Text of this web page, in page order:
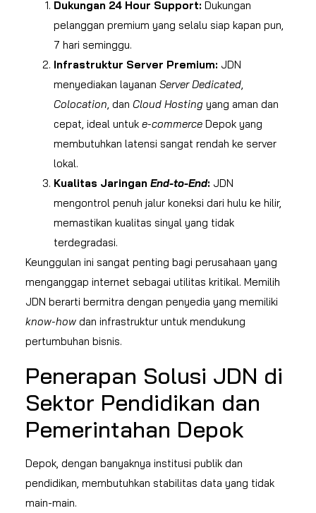
Dukungan 24 Hour Support: Dukungan
pelanggan premium yang selalu siap kapan pun,
7 hari seminggu.
Infrastruktur Server Premium: JDN
menyediakan layanan Server Dedicated,
Colocation, dan Cloud Hostingyang aman dan
cepat, ideal untuk e-commerceDepok yang
membutuhkan latensi sangat rendah ke server
lokal.
Kualitas Jaringan End-to-End: JDN
mengontrol penuh jalur koneksi dari hulu ke hilir,
memastikan kualitas sinyal yang tidak
terdegradasi.
Keunggulan ini sangat penting bagi perusahaan yang
menganggap internet sebagai utilitas kritikal. Memilih
JDN berarti bermitra dengan penyedia yang memiliki
know-howdan infrastruktur untuk mendukung
pertumbuhan bisnis.
Penerapan Solusi JDN di
Sektor Pendidikan dan
Pemerintahan Depok
Depok, dengan banyaknya institusi publik dan
pendidikan, membutuhkan stabilitas data yang tidak
main-main.